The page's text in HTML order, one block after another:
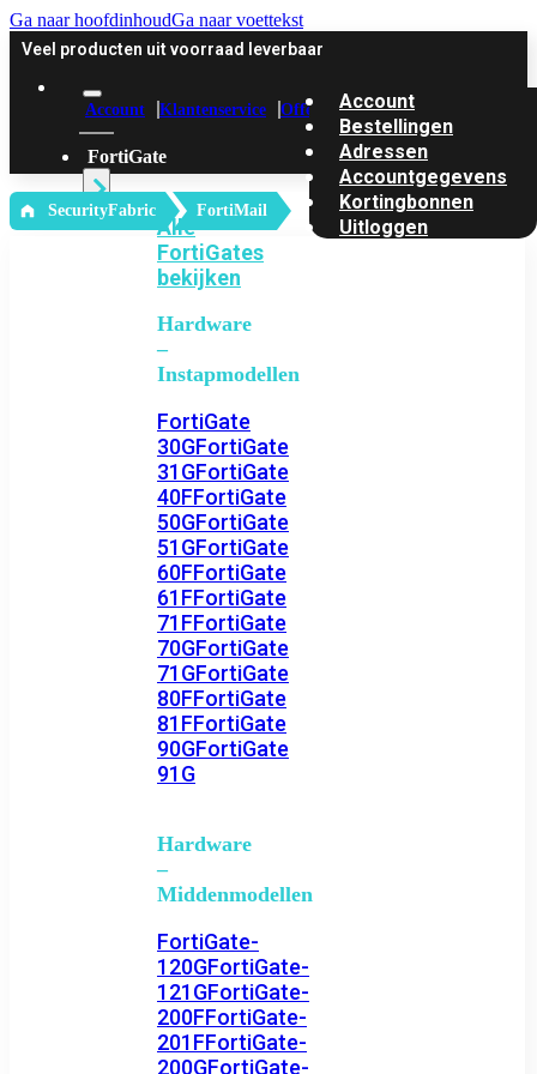
Ga naar hoofdinhoudGa naar voettekst
Veel producten uit voorraad leverbaar
Account Klantenservice Offerte
FortiGate
Alle
FortiGates
bekijken
Hardware
–
Instapmodellen
FortiGate
30GFortiGate
31GFortiGate
40FFortiGate
50GFortiGate
51GFortiGate
60FFortiGate
61FFortiGate
71FFortiGate
70GFortiGate
71GFortiGate
80FFortiGate
81FFortiGate
90GFortiGate
91G
Hardware
–
Middenmodellen
FortiGate-
120GFortiGate-
121GFortiGate-
200FFortiGate-
201FFortiGate-
200GFortiGate-
Account
Bestellingen
Adressen
Accountgegevens
Kortingbonnen
Uitloggen
‎ SecurityFabric FortiMail